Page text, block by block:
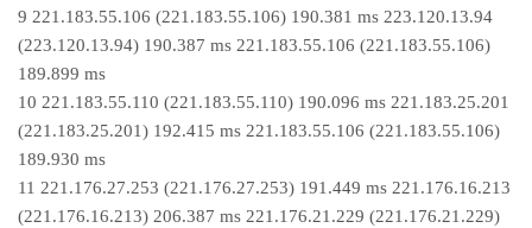
9 221.183.55.106 (221.183.55.106) 190.381 ms 223.120.13.94
(223.120.13.94) 190.387 ms 221.183.55.106 (221.183.55.106)
189.899 ms
10 221.183.55.110 (221.183.55.110) 190.096 ms 221.183.25.201
(221.183.25.201) 192.415 ms 221.183.55.106 (221.183.55.106)
189.930 ms
11 221.176.27.253 (221.176.27.253) 191.449 ms 221.176.16.213
(221.176.16.213) 206.387 ms 221.176.21.229 (221.176.21.229)